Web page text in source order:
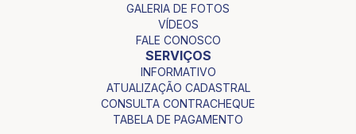
GALERIA DE FOTOS
VÍDEOS
FALE CONOSCO
SERVIÇOS
INFORMATIVO
ATUALIZAÇÃO CADASTRAL
CONSULTA CONTRACHEQUE
TABELA DE PAGAMENTO